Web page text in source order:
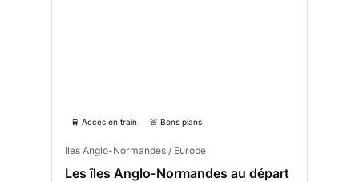
🚆 Accès en train 🚨 Bons plans
Iles Anglo-Normandes / Europe
Les îles Anglo-Normandes au départ